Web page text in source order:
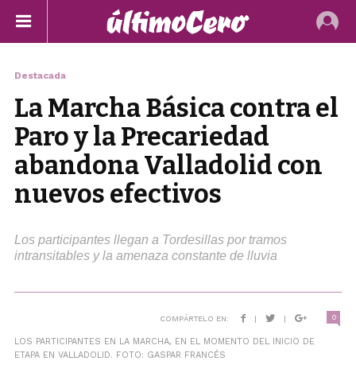
Destacada
La Marcha Básica contra el
Paro y la Precariedad
abandona Valladolid con
nuevos efectivos
Los participantes llegan a Tordesillas por tramos
intransitables y la amenaza constante de lluvia
COMPÁRTELO EN: | | 0
LOS PARTICIPANTES EN LA MARCHA, EN EL MOMENTO DEL INICIO DE
ETAPA EN VALLADOLID. FOTO: GASPAR FRANCÉS